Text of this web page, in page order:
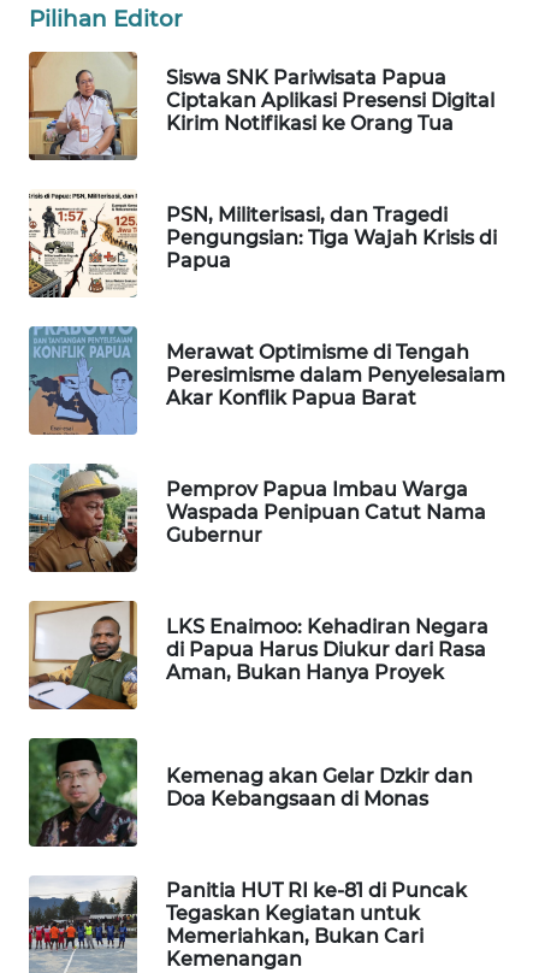
Pilihan Editor
Siswa SNK Pariwisata Papua
Ciptakan Aplikasi Presensi Digital
Kirim Notifikasi ke Orang Tua
PSN, Militerisasi, dan Tragedi
Pengungsian: Tiga Wajah Krisis di
Papua
Merawat Optimisme di Tengah
Peresimisme dalam Penyelesaiam
Akar Konflik Papua Barat
Pemprov Papua Imbau Warga
Waspada Penipuan Catut Nama
Gubernur
LKS Enaimoo: Kehadiran Negara
di Papua Harus Diukur dari Rasa
Aman, Bukan Hanya Proyek
Kemenag akan Gelar Dzkir dan
Doa Kebangsaan di Monas
Panitia HUT RI ke-81 di Puncak
Tegaskan Kegiatan untuk
Memeriahkan, Bukan Cari
Kemenangan
LKKI
KOPEKLIN
KONSUMEN
FORWAMKI
ALPERKLINAS
FORJASIDA
TAMBANG
NEWS
SITUNGIR
NEWS
SIDIKALANG
NEWS
NEWS
METRO
SIANTAR
NEWS
METRO
MEDAN